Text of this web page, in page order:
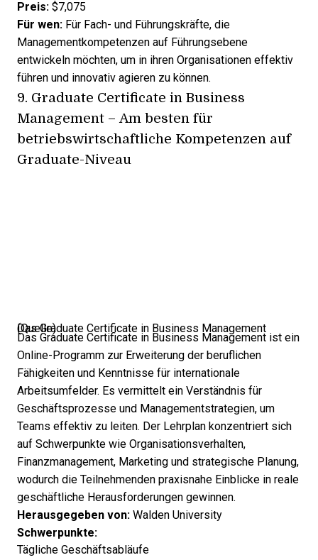
Preis: $7,075
Für wen: Für Fach- und Führungskräfte, die
Managementkompetenzen auf Führungsebene
entwickeln möchten, um in ihren Organisationen effektiv
führen und innovativ agieren zu können.
9. Graduate Certificate in Business
Management – Am besten für
betriebswirtschaftliche Kompetenzen auf
Graduate-Niveau
Das Graduate Certificate in Business Management (Quelle)
Das Graduate Certificate in Business Management ist ein
Online-Programm zur Erweiterung der beruflichen
Fähigkeiten und Kenntnisse für internationale
Arbeitsumfelder. Es vermittelt ein Verständnis für
Geschäftsprozesse und Managementstrategien, um
Teams effektiv zu leiten. Der Lehrplan konzentriert sich
auf Schwerpunkte wie Organisationsverhalten,
Finanzmanagement, Marketing und strategische Planung,
wodurch die Teilnehmenden praxisnahe Einblicke in reale
geschäftliche Herausforderungen gewinnen.
Herausgegeben von: Walden University
Schwerpunkte:
Tägliche Geschäftsabläufe